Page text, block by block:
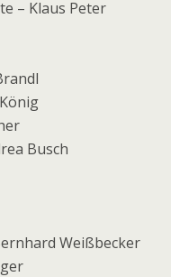
– Klaus Peter
Busch
Weißbecker